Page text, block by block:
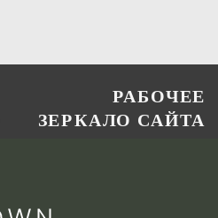
РАБОЧЕЕ
ЗЕРКАЛО САЙТА